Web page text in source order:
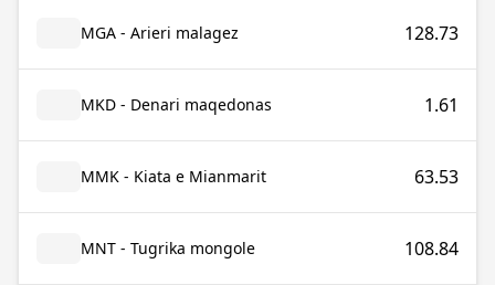
MGA - Arieri malagez 128.73
MKD - Denari maqedonas 1.61
MMK - Kiata e Mianmarit 63.53
MNT - Tugrika mongole 108.84